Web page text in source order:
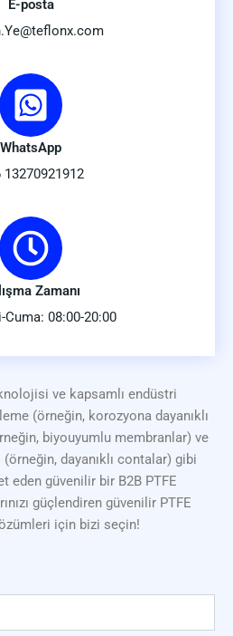
E-posta
WhatsApp
13270921912
Zamanı
Cuma: 08:00-20:00
ve kapsamlı endüstri
(örneğin, korozyona dayanıklı
biyouyumlu membranlar) ve
dayanıklı contalar) gibi
eden güvenilir bir B2B PTFE
güçlendiren güvenilir PTFE
için bizi seçin!